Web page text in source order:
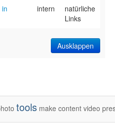
in intern
natürliche
Links
Ausklappen
tools make content video